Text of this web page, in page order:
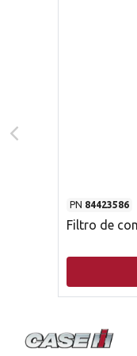
PN 84423586
Filtro de